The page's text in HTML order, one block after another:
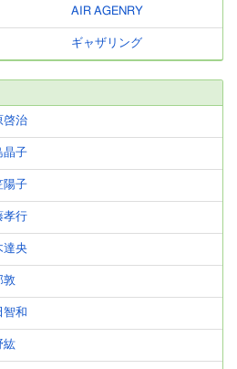
AIR AGENRY
ギャザリング
啓治
晶子
陽子
孝行
達央
敦
智和
紘